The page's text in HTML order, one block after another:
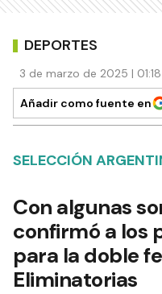
DEPORTES
3 de marzo de 2025 |
Añadir como fuente en
SELECCIÓN
Con algunas
confirmó a los
para la doble
Eliminatorias